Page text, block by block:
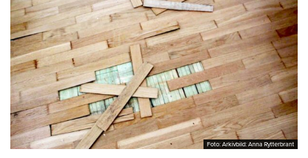
Foto: Arkivbild: Anna Rytterbrant
Foto: Arkivbild: Anna Rytterbrant